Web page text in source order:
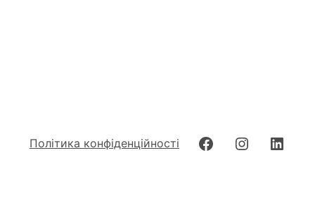
Політика конфіденційності FacebookInstagram